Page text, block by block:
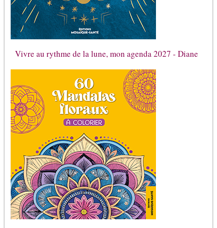
Vivre au rythme de la lune, mon agenda 2027 - Diane